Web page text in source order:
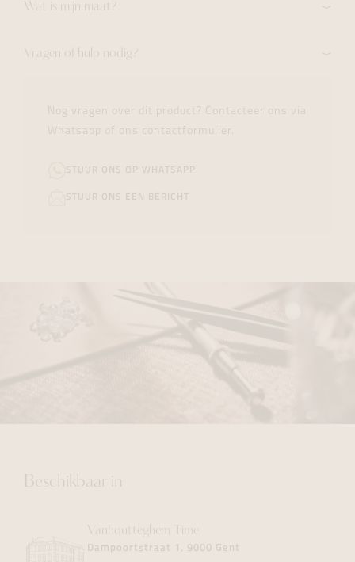
Wat is mijn maat?
Vragen of hulp nodig?
Beschikbaar in
Vanhoutteghem Time
Dampoortstraat 1, 9000 Gent